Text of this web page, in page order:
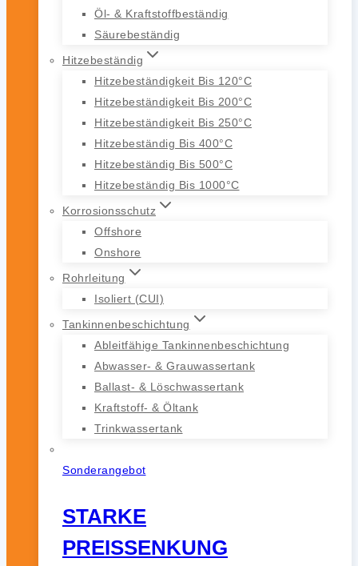
Öl- & Kraftstoffbeständig
Säurebeständig
Hitzebeständig
Hitzebeständigkeit Bis 120°C
Hitzebeständigkeit Bis 200°C
Hitzebeständigkeit Bis 250°C
Hitzebeständig Bis 400°C
Hitzebeständig Bis 500°C
Hitzebeständig Bis 1000°C
Korrosionsschutz
Offshore
Onshore
Rohrleitung
Isoliert (CUI)
Tankinnenbeschichtung
Ableitfähige Tankinnenbeschichtung
Abwasser- & Grauwassertank
Ballast- & Löschwassertank
Kraftstoff- & Öltank
Trinkwassertank
Sonderangebot
STARKE
PREISSENKUNG